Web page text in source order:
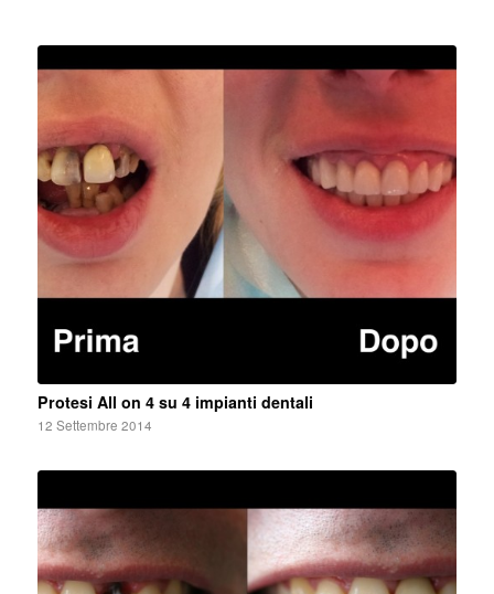
Protesi All on 4 su 4 impianti dentali
12 Settembre 2014